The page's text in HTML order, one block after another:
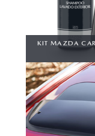
KIT MAZDA
Diseñado para
su mejor estado.
VER MÁS